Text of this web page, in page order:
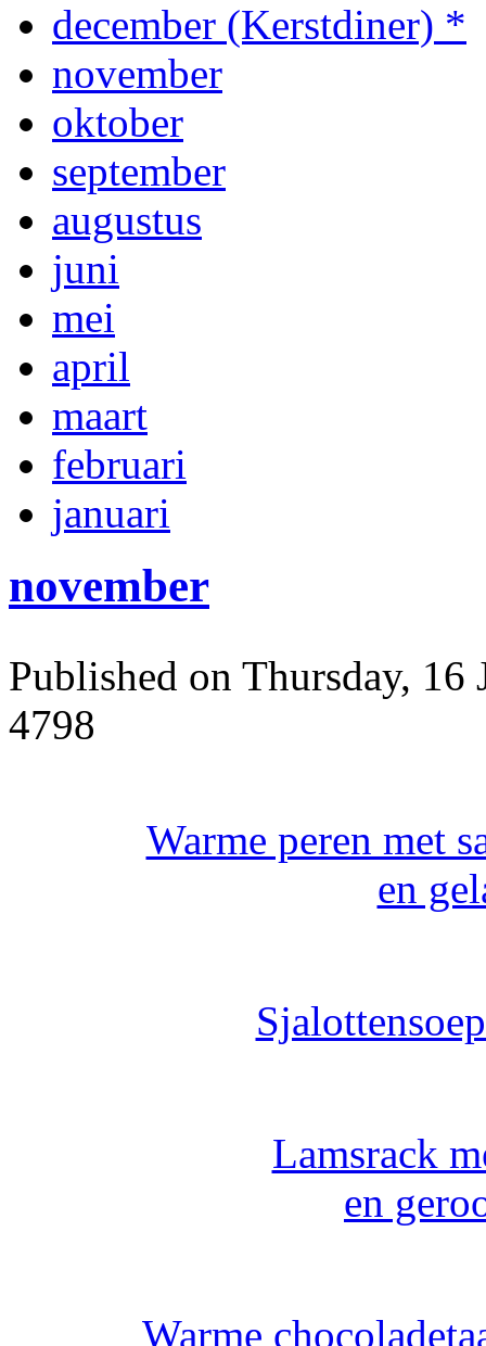
december (Kerstdiner) *
november
oktober
september
augustus
juni
mei
april
maart
februari
januari
november
Published on Thursday,
4798
Warme peren met
en
Lamsrack
en
Warme